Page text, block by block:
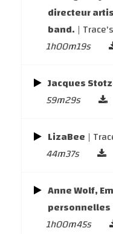
directeur
band. | Trace's
1h00m19s
Jacques
59m29s
LizaBee |
44m37s
Anne Wolf,
personnelles
1h00m45s